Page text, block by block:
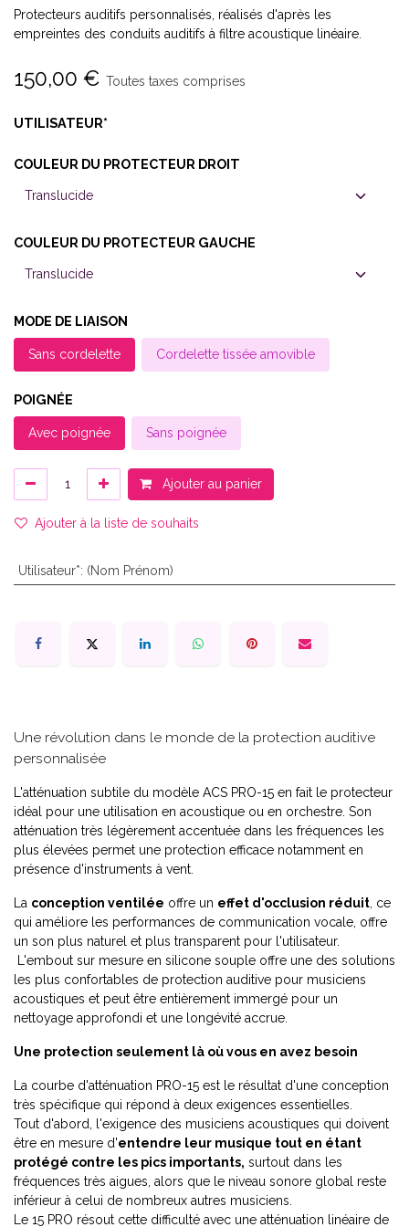
Protecteurs auditifs personnalisés, réalisés d'après les
empreintes des conduits auditifs à filtre acoustique linéaire.
150,00 € Toutes taxes comprises
UTILISATEUR*
COULEUR DU PROTECTEUR DROIT
COULEUR DU PROTECTEUR GAUCHE
MODE DE LIAISON
Sans cordelette Cordelette tissée amovible
POIGNÉE
Avec poignée Sans poignée
Ajouter au panier
Ajouter à la liste de souhaits
Utilisateur*: (Nom Prénom)
Une révolution dans le monde de la protection auditive
personnalisée
L'atténuation subtile du modèle ACS PRO-15 en fait le protecteur
idéal pour une utilisation en acoustique ou en orchestre. Son
atténuation très légèrement accentuée dans les fréquences les
plus élevées permet une protection efficace notamment en
présence d'instruments à vent.
La conception ventilée offre un effet d'occlusion réduit, ce
qui améliore les performances de communication vocale, offre
un son plus naturel et plus transparent pour l'utilisateur.
L'embout sur mesure en silicone souple offre une des solutions
les plus confortables de protection auditive pour musiciens
acoustiques et peut être entièrement immergé pour un
nettoyage approfondi et une longévité accrue.
Une protection seulement là où vous en avez besoin
La courbe d'atténuation PRO-15 est le résultat d'une conception
très spécifique qui répond à deux exigences essentielles.
Tout d'abord, l'exigence des musiciens acoustiques qui doivent
être en mesure d'entendre leur musique tout en étant
protégé contre les pics importants, surtout dans les
fréquences très aigues, alors que le niveau sonore global reste
inférieur à celui de nombreux autres musiciens.
Le 15 PRO résout cette difficulté avec une atténuation linéaire de